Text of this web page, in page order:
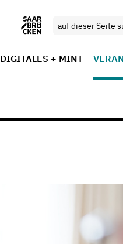
DIGITALES + MINT